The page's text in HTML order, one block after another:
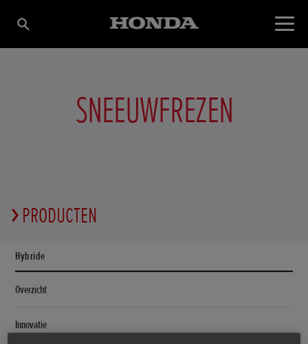
SNEEUWFREZEN
PRODUCTEN
Hybride
Overzicht
Innovatie